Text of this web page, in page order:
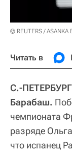
© REUTERS / ASANKA
Читать в
С.-
Барабаш.
чемпионата
разряде
что испанец